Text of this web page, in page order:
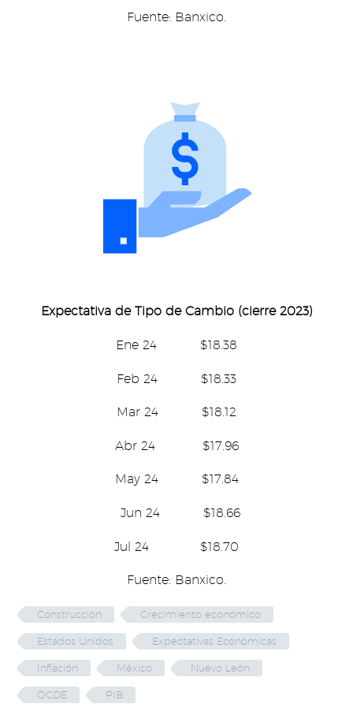
Fuente: Banxico.
Expectativa de Tipo de Cambio (cierre 2023)
Ene 24 $18.38
Feb 24 $18.33
Mar 24 $18.12
Abr 24 $17.96
May 24 $17.84
Jun 24 $18.66
Jul 24 $18.70
Fuente: Banxico.
Construcción Crecimiento económico
Estados Unidos Expectativas Económicas
Inflación México Nuevo León
OCDE PIB